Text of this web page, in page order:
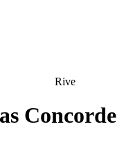
Rive
Concorde